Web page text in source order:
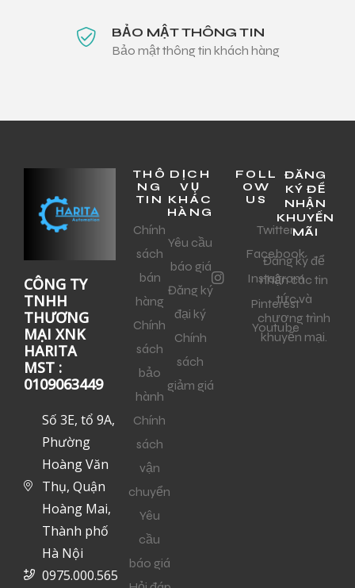
BẢO MẬT THÔNG TIN
Bảo mật thông tin khách hàng
CÔNG TY
TNHH
THƯƠNG
MẠI XNK
HARITA
MST :
0109063449
Số 3E, tổ 9A,
Phường
Hoàng Văn
Thụ, Quận
Hoàng Mai,
Thành phố
Hà Nội
0975.000.565
THÔ
NG
TIN
Chính
sách
bán
hàng
Chính
sách
bảo
hành
Chính
sách
vận
chuyển
Yêu
cầu
báo giá
DỊCH
VỤ
KHÁC
HÀNG
Yêu cầu
báo giá
Đăng ký
đại ký
Chính
sách
giảm giá
FOLL
OW
US
Twitter
Facebook
Instagram
Pinterest
Youtube
ĐĂNG
KÝ ĐỂ
NHẬN
KHUYẾN
MÃI
Đăng ký để
nhận các tin
tức và
chương trình
khuyến mại.